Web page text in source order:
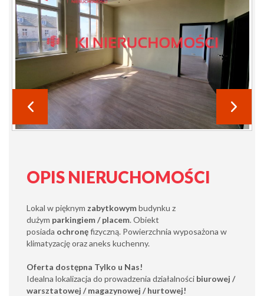
OPIS NIERUCHOMOŚCI
Lokal w pięknym zabytkowymbudynku z
dużym parkingiem / placem. Obiekt
posiada ochronęfizyczną. Powierzchnia wyposażona w
klimatyzację oraz aneks kuchenny.
Oferta dostępna Tylko u Nas!
Idealna lokalizacja do prowadzenia działalności biurowej /
warsztatowej / magazynowej / hurtowej!